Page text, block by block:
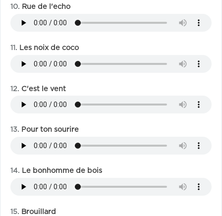
Rue de l'echo
Les noix de coco
C'est le vent
Pour ton sourire
Le bonhomme de bois
Brouillard